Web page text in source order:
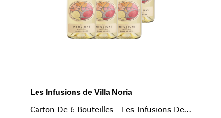
Les Infusions de Villa Noria
Carton De 6 Bouteilles - Les Infusions De...